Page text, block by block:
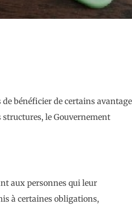
bénéficier de certains
le Gouvernement
aux personnes qui leur
à certaines obligations,